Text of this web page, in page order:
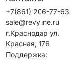
+7(861) 206-77-63
sale@revyline.ru
г.Краснодар ул.
Красная, 176
Поддержка: